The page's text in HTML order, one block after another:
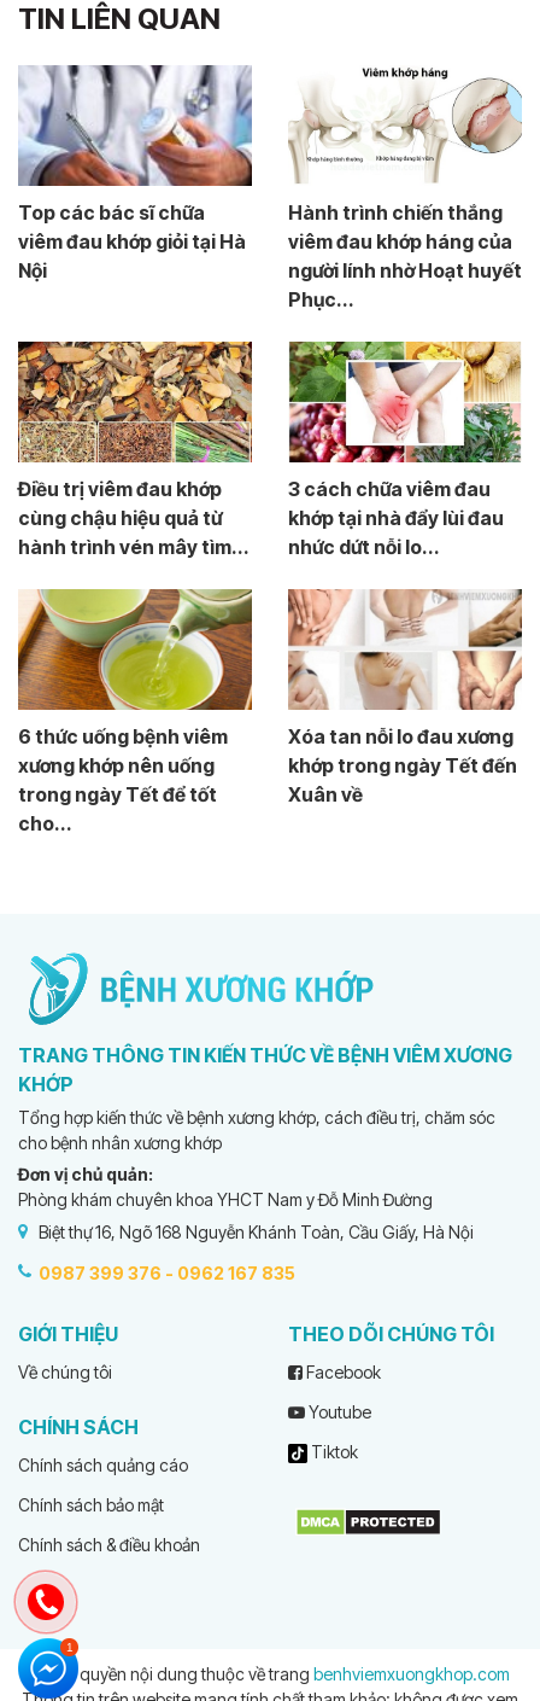
TIN LIÊN QUAN
Top các bác sĩ chữa
viêm đau khớp giỏi tại Hà
Nội
Hành trình chiến thắng
viêm đau khớp háng của
người lính nhờ Hoạt huyết
Phục...
Điều trị viêm đau khớp
cùng chậu hiệu quả từ
hành trình vén mây tìm...
3 cách chữa viêm đau
khớp tại nhà đẩy lùi đau
nhức dứt nỗi lo...
6 thức uống bệnh viêm
xương khớp nên uống
trong ngày Tết để tốt
cho...
Xóa tan nỗi lo đau xương
khớp trong ngày Tết đến
Xuân về
TRANG THÔNG TIN KIẾN THỨC VỀ BỆNH VIÊM XƯƠNG
KHỚP
Tổng hợp kiến thức về bệnh xương khớp, cách điều trị, chăm sóc
cho bệnh nhân xương khớp
Đơn vị chủ quản:
Phòng khám chuyên khoa YHCT Nam y Đỗ Minh Đường
Biệt thự 16, Ngõ 168 Nguyễn Khánh Toàn, Cầu Giấy, Hà Nội
0987 399 376 - 0962 167 835
GIỚI THIỆU
Về chúng tôi
CHÍNH SÁCH
Chính sách quảng cáo
Chính sách bảo mật
Chính sách & điều khoản
THEO DÕI CHÚNG TÔI
Facebook
Youtube
Tiktok
© Bản quyền nội dung thuộc về trang benhviemxuongkhop.com